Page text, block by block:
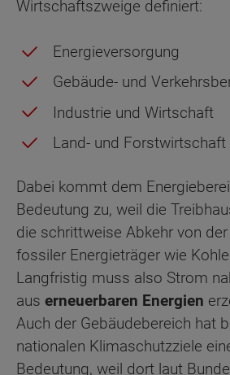
Wirtschaftszweige definiert:
Energieversorgung
Gebäude- und
Industrie und Wirtschaft
Land- und Forstwirtschaft
Dabei kommt dem
Bedeutung zu, weil die
die schrittweise Abkehr von
fossiler Energieträger wie
Langfristig muss also Strom
aus erneuerbaren Energien
Auch der Gebäudebereich hat
nationalen Klimaschutzziele
Bedeutung, weil dort laut